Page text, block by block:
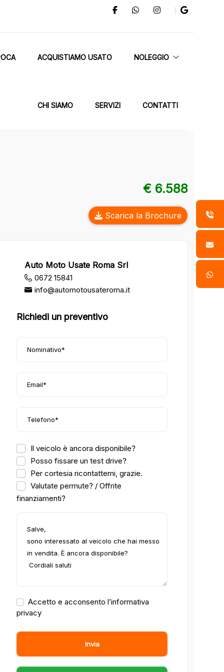
ACQUISTIAMO USATO NOLEGGIO
CHI SIAMO SERVIZI CONTATTI
€ 6.588
Scarica la Brochure
Auto Moto Usate Roma Srl
0672 15841
info@automotousateroma.it
Richiedi un preventivo
Il veicolo è ancora disponibile?
Posso fissare un test drive?
Per cortesia ricontattemi, grazie.
Valutate permute? / Offrite
finanziamenti?
Accetto e acconsento l’informativa
privacy
Invia